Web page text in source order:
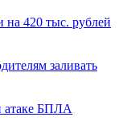
420 тыс. рублей
заливать
атаке БПЛА